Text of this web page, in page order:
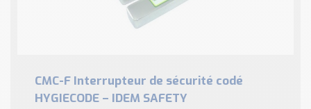
CMC-F Interrupteur de sécurité codé
HYGIECODE – IDEM SAFETY